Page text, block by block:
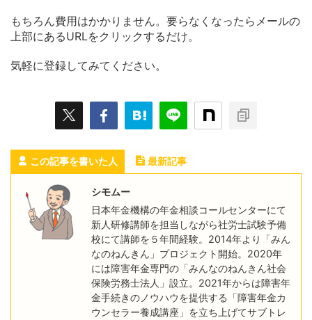
もちろん費用はかかりません。要らなくなったらメールの
上部にあるURLをクリックするだけ。
気軽に登録してみてください。
この記事を書いた人 最新記事
シモムー
日本年金機構の年金相談コールセンターにて
新人研修講師を担当しながら社労士試験予備
校にて講師を５年間経験。2014年より「みん
なのねんきん」プロジェクト開始。2020年
には障害年金専門の「みんなのねんきん社会
保険労務士法人」設立。2021年からは障害年
金手続きのノウハウを提供する「障害年金カ
ウンセラー養成講座」を立ち上げてサブトレ